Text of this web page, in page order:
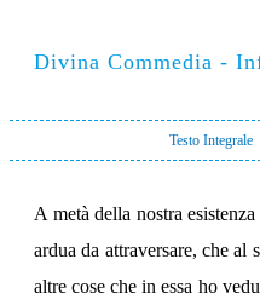
Divina Commedia -
Testo Integrale
A metà della nostra
ardua da attraversare, che
altre cose che in essa ho